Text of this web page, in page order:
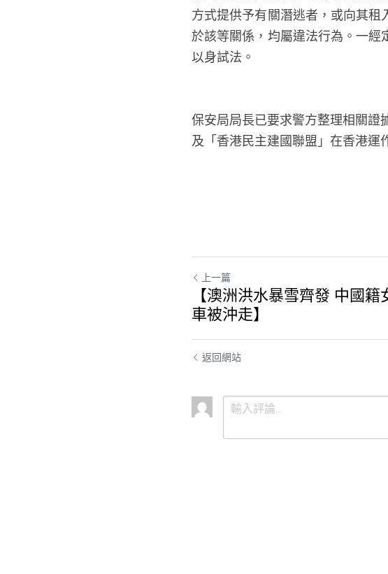
方式提供予有關潛逃者，或向其
於該等關係，均屬違法行為。一
以身試法。
保安局局長已要求警方整理相關證
及「香港民主建國聯盟」在香港運
上一篇
【澳洲洪水暴雪齊發 中國籍
車被沖走】
返回網站